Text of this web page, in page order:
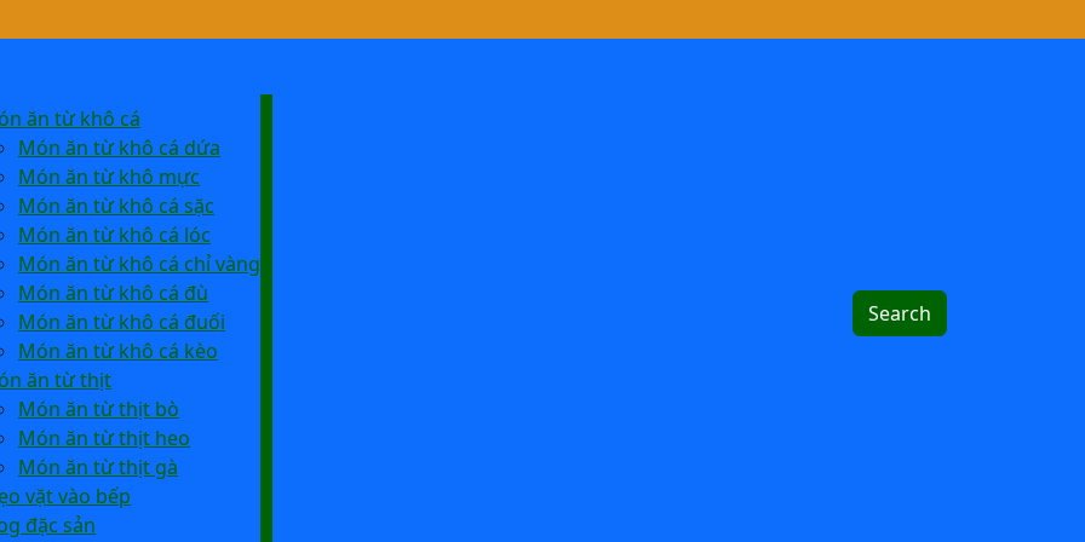
ăn từ khô cá
Món ăn từ khô cá dứa
Món ăn từ khô mực
Món ăn từ khô cá sặc
Món ăn từ khô cá lóc
Món ăn từ khô cá chỉ vàng
Món ăn từ khô cá đù
Món ăn từ khô cá đuối
Món ăn từ khô cá kèo
ăn từ thịt
Món ăn từ thịt bò
Món ăn từ thịt heo
Món ăn từ thịt gà
vặt vào bếp
đặc sản